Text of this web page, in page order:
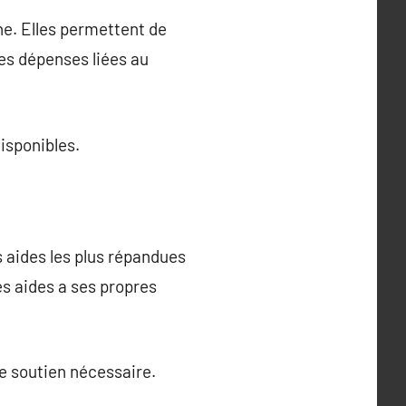
Elles permettent de
dépenses liées au
les plus répandues
aides a ses propres
soutien nécessaire.